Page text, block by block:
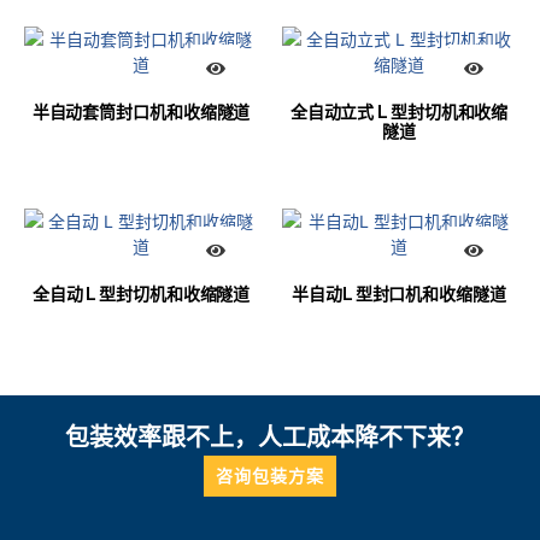
半自动套筒封口机和收缩隧道
全自动立式 L 型封切机和收缩
隧道
全自动 L 型封切机和收缩隧道 半自动L 型封口机和收缩隧道
包装效率跟不上，人工成本降不下来？
咨询包装方案